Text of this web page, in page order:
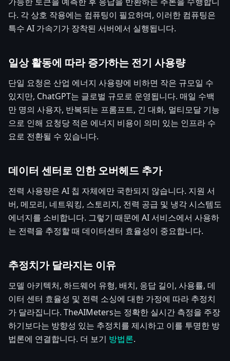
다. 각 상호 작용에는 컴퓨팅이 필요하며, 이러한 컴퓨팅은
특수 AI 가속기가 장착된 서버에서 실행됩니다.
일상 활동에 따라 증가하는 전기 사용량
단일 요청은 산업 에너지 사용량에 비하면 작은 규모일 수
있지만, ChatGPT는 글로벌 규모로 운영됩니다. 매일 수백
만 명의 사용자, 반복되는 프롬프트, 긴 대화, 멀티모달 기능
으로 인해 요청당 적은 에너지 비용이 의미 있는 인프라 수
요로 전환될 수 있습니다.
데이터 센터로 인한 오버헤드 추가
전력 사용량은 AI 칩 자체에만 국한되지 않습니다. 지원 서
버, 메모리, 네트워킹, 스토리지, 전력 공급 및 냉각 시스템도
에너지를 소비합니다. 그렇기 때문에 AI 서비스에서 사용하
는 전력을 추정할 때 데이터센터 효율성이 중요합니다.
추정치가 달라지는 이유
모델 아키텍처, 하드웨어 유형, 배치, 응답 길이, 사용률, 데
이터 센터 효율성 및 전력 소싱에 대한 가정에 따라 추정치
가 달라집니다. TheAIMeters는 정확한 실시간 측정을 주장
하기보다는 방향성 있는 추정치를 제시하고 이를 투명한 방
법론에 연결합니다. 더 보기 방법론.